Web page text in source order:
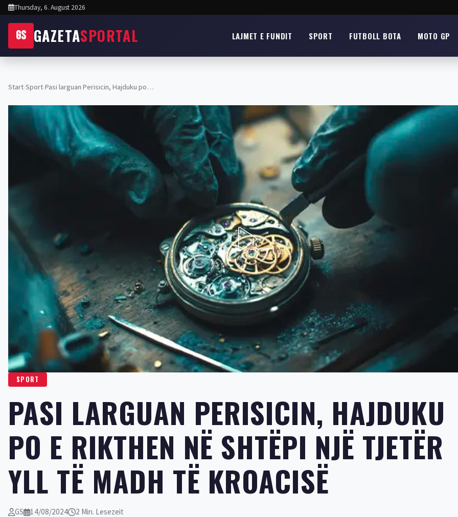
Thursday, 6. August 2026
GS GAZETASPORTAL LAJMET E FUNDIT SPORT FUTBOLL BOTA MOTO GP
Start›Sport›Pasi larguan Perisicin, Hajduku po…
SPORT
PASI LARGUAN PERISICIN, HAJDUKU
PO E RIKTHEN NË SHTËPI NJË TJETËR
YLL TË MADH TË KROACISË
GS 14/08/2024 2 Min. Lesezeit